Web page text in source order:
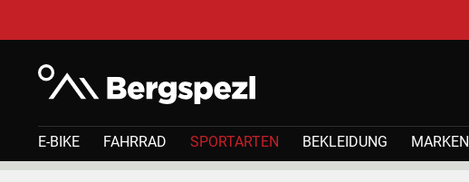
E-BIKE FAHRRAD SPORTARTEN BEKLEIDUNG MARKEN